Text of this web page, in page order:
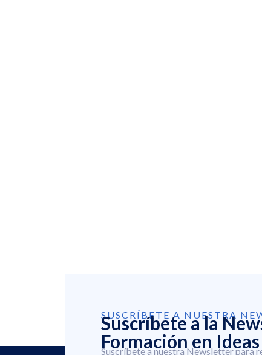
SUSCRÍBETE A NUESTRA
Suscríbete a la
Formación en
Suscríbete a nuestra Newsletter para